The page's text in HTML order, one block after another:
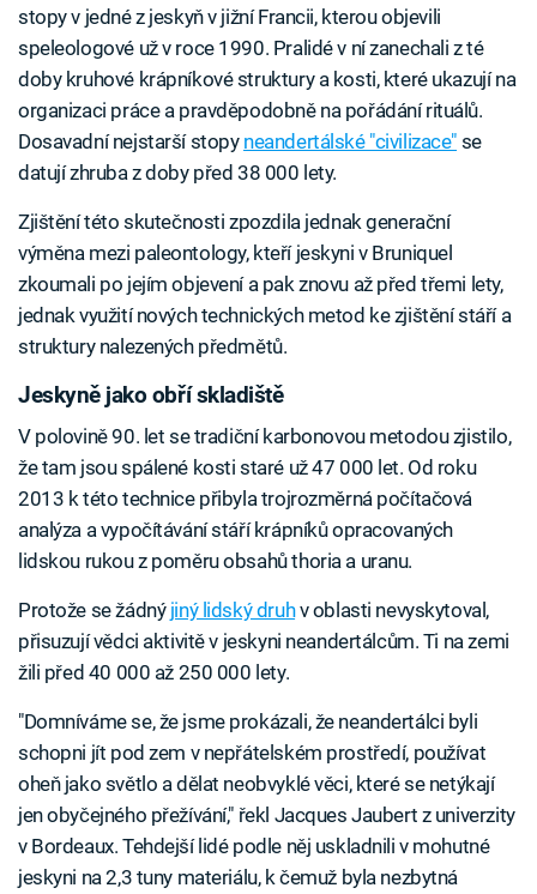
stopy v jedné z jeskyň v jižní Francii, kterou objevili
speleologové už v roce 1990. Pralidé v ní zanechali z té
doby kruhové krápníkové struktury a kosti, které ukazují na
organizaci práce a pravděpodobně na pořádání rituálů.
Dosavadní nejstarší stopy neandertálské "civilizace" se
datují zhruba z doby před 38 000 lety.
Zjištění této skutečnosti zpozdila jednak generační
výměna mezi paleontology, kteří jeskyni v Bruniquel
zkoumali po jejím objevení a pak znovu až před třemi lety,
jednak využití nových technických metod ke zjištění stáří a
struktury nalezených předmětů.
Jeskyně jako obří skladiště
V polovině 90. let se tradiční karbonovou metodou zjistilo,
že tam jsou spálené kosti staré už 47 000 let. Od roku
2013 k této technice přibyla trojrozměrná počítačová
analýza a vypočítávání stáří krápníků opracovaných
lidskou rukou z poměru obsahů thoria a uranu.
Protože se žádný jiný lidský druhv oblasti nevyskytoval,
přisuzují vědci aktivitě v jeskyni neandertálcům. Ti na zemi
žili před 40 000 až 250 000 lety.
"Domníváme se, že jsme prokázali, že neandertálci byli
schopni jít pod zem v nepřátelském prostředí, používat
oheň jako světlo a dělat neobvyklé věci, které se netýkají
jen obyčejného přežívání," řekl Jacques Jaubert z univerzity
v Bordeaux. Tehdejší lidé podle něj uskladnili v mohutné
jeskyni na 2,3 tuny materiálu, k čemuž byla nezbytná